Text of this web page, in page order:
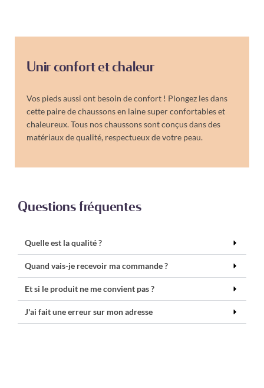
Unir confort et chaleur
Vos pieds aussi ont besoin de confort ! Plongez les dans
cette paire de chaussons en laine super confortables et
chaleureux. Tous nos chaussons sont conçus dans des
matériaux de qualité, respectueux de votre peau.
Questions fréquentes
Quelle est la qualité ?
Quand vais-je recevoir ma commande ?
Et si le produit ne me convient pas ?
J'ai fait une erreur sur mon adresse